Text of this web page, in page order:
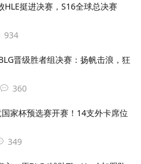
HLE挺进决赛，S16全球总决赛
934
晋级胜者组决赛：扬帆击浪，狂
360
家杯预选赛开赛！14支外卡席位
349